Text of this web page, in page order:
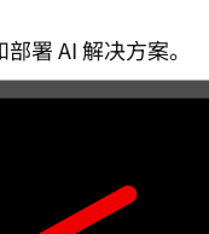
署 AI 解决方案。